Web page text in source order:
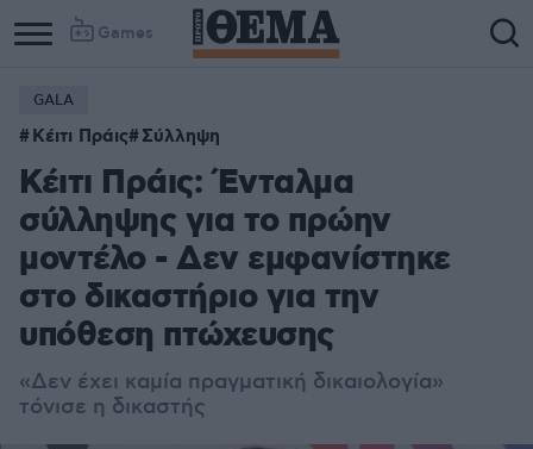
Games
GALA
Κέιτι Πράις Σύλληψη
Κέιτι Πράις: Ένταλμα
σύλληψης για το πρώην
μοντέλο - Δεν εμφανίστηκε
στο δικαστήριο για την
υπόθεση πτώχευσης
«Δεν έχει καμία πραγματική δικαιολογία»
τόνισε η δικαστής